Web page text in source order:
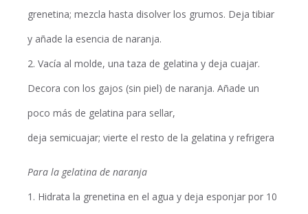
grenetina; mezcla hasta disolver los grumos. Deja tibiar
y añade la esencia de naranja.
2. Vacía al molde, una taza de gelatina y deja cuajar.
Decora con los gajos (sin piel) de naranja. Añade un
poco más de gelatina para sellar,
deja semicuajar; vierte el resto de la gelatina y refrigera
Para la gelatina de naranja
1. Hidrata la grenetina en el agua y deja esponjar por 10